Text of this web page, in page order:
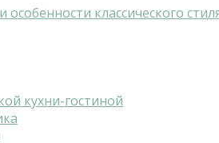
классического
кухни-гостиной